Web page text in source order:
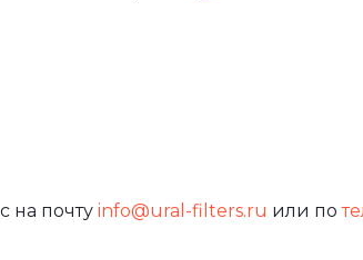
на почту info@ural-filters.ru или по